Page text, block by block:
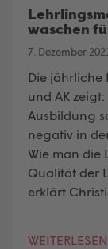
waschen
7. Dezember
Die jährliche
und AK
Ausbildung
negativ in
Wie man die
Qualität der
erklärt
WEITERLESEN